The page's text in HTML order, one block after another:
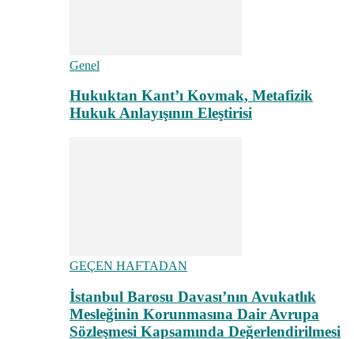
Genel
Hukuktan Kant’ı Kovmak, Metafizik
Hukuk Anlayışının Eleştirisi
GEÇEN HAFTADAN
İstanbul Barosu Davası’nın Avukatlık
Mesleğinin Korunmasına Dair Avrupa
Sözleşmesi Kapsamında Değerlendirilmesi